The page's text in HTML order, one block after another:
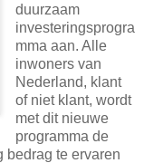
duurzaam
investeringsprogra
mma aan. Alle
inwoners van
Nederland, klant
of niet klant, wordt
met dit nieuwe
programma de
bedrag te ervaren